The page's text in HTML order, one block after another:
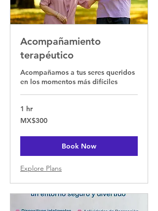
Acompañamiento
terapéutico
Acompañamos a tus seres queridos
en los momentos más difíciles
1 hr
300
Mexican
MX$300
Book Now
Explore Plans